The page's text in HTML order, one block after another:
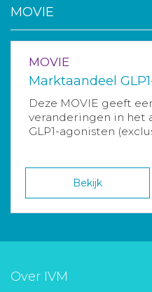
MOVIE
MOVIE
Marktaandeel
Deze MOVIE geeft
veranderingen in het
GLP1-agonisten
Bekijk
Over IVM